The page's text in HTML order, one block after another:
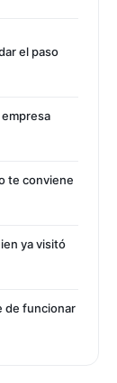
el paso
te conviene
ya visitó
de funcionar